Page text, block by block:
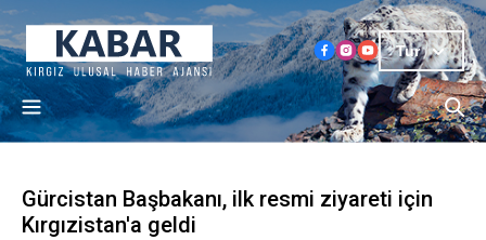
Tur
Gürcistan Başbakanı, ilk resmi ziyareti için
Kırgızistan'a geldi